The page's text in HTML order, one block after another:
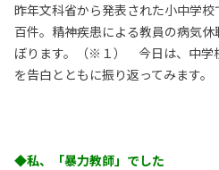
昨年文科省から発表された小中学
百件。精神疾患による教員の病気
ぼります。（※１） 今日は、中学
を告白とともに振り返ってみます。
◆私、「暴力教師」でした